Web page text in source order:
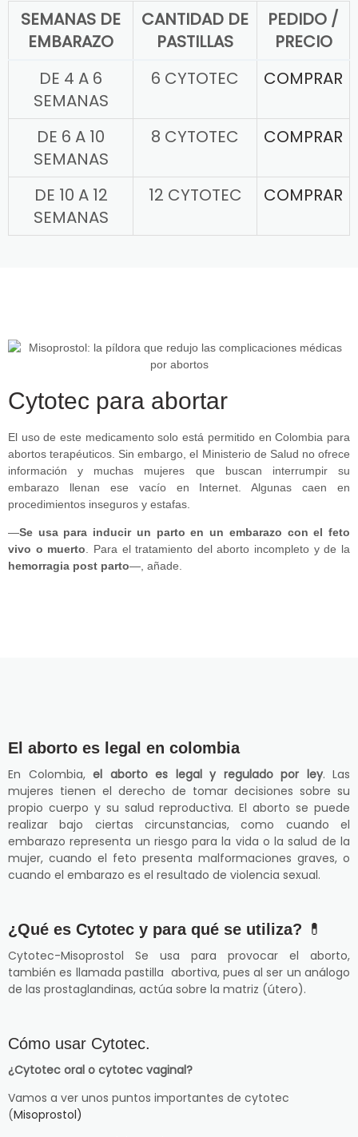
SEMANAS DE
EMBARAZO
CANTIDAD DE
PASTILLAS
PEDIDO /
PRECIO
DE 4 A 6
SEMANAS
6 CYTOTEC COMPRAR
DE 6 A 10
SEMANAS
8 CYTOTEC COMPRAR
DE 10 A 12
SEMANAS
12 CYTOTEC COMPRAR
Cytotec para abortar
El uso de este medicamento solo está permitido en Colombia para
abortos terapéuticos. Sin embargo, el Ministerio de Salud no ofrece
información y muchas mujeres que buscan interrumpir su
embarazo llenan ese vacío en Internet. Algunas caen en
procedimientos inseguros y estafas.
—Se usa para inducir un parto en un embarazo con el feto
vivo o muerto . Para el tratamiento del aborto incompleto y de la
hemorragia post parto—, añade.
El aborto es legal en colombia
En Colombia, el aborto es legal y regulado por ley. Las
mujeres tienen el derecho de tomar decisiones sobre su
propio cuerpo y su salud reproductiva. El aborto se puede
realizar bajo ciertas circunstancias, como cuando el
embarazo representa un riesgo para la vida o la salud de la
mujer, cuando el feto presenta malformaciones graves, o
cuando el embarazo es el resultado de violencia sexual.
¿Qué es Cytotec y para qué se utiliza? 💊
Cytotec-Misoprostol Se usa para provocar el aborto,
también es llamada pastilla abortiva, pues al ser un análogo
de las prostaglandinas, actúa sobre la matriz (útero).
Cómo usar Cytotec.
¿Cytotec oral o cytotec vaginal?
Vamos a ver unos puntos importantes de cytotec
(Misoprostol)